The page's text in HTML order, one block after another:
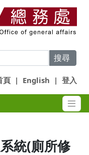
搜尋
頁 | English | 登入
統(廁所修